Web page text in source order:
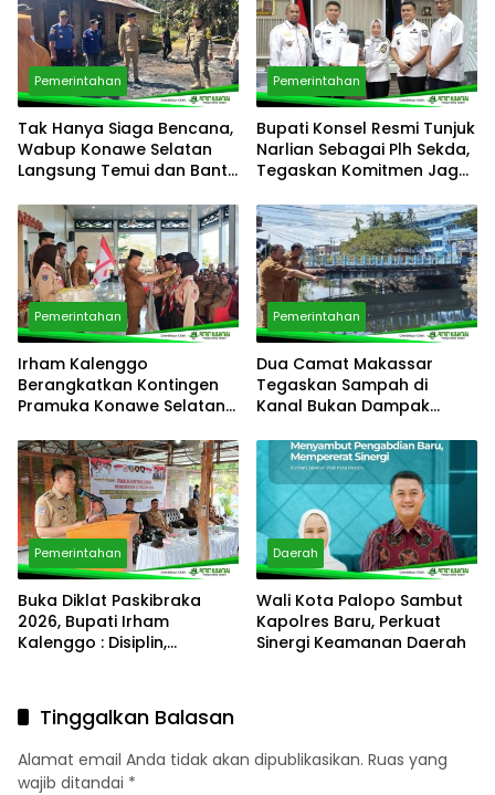
Pemerintahan
Tak Hanya Siaga Bencana,
Wabup Konawe Selatan
Langsung Temui dan Bantu
Palangga
Pemerintahan
Bupati Konsel Resmi Tunjuk
Narlian Sebagai Plh Sekda,
Tegaskan Komitmen Jaga
Pemerintahan
Irham Kalenggo
Berangkatkan Kontingen
Pramuka Konawe Selatan
Siapkan Generasi
Berkarkter di Kancah
Nasional
Pemerintahan
Dua Camat Makassar
Tegaskan Sampah di
Kanal Bukan Dampak
Sampah
Pemerintahan
Buka Diklat Paskibraka
2026, Bupati Irham
Kalenggo : Disiplin,
Kunci
Daerah
Wali Kota Palopo Sambut
Kapolres Baru, Perkuat
Sinergi Keamanan Daerah
Tinggalkan Balasan
Alamat email Anda tidak akan dipublikasikan. Ruas yang
wajib ditandai *